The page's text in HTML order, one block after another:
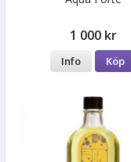
1 000 kr
Info Köp